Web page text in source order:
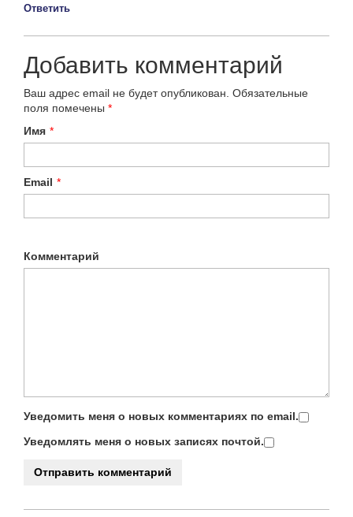
Ответить
Добавить комментарий
Ваш адрес email не будет опубликован. Обязательные
поля помечены *
Имя *
Email *
Комментарий
Уведомить меня о новых комментариях по email.
Уведомлять меня о новых записях почтой.